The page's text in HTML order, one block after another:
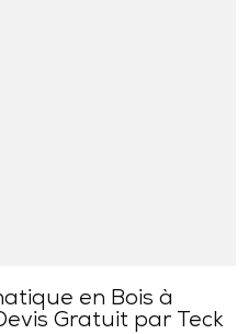
en Bois à
Gratuit par Teck